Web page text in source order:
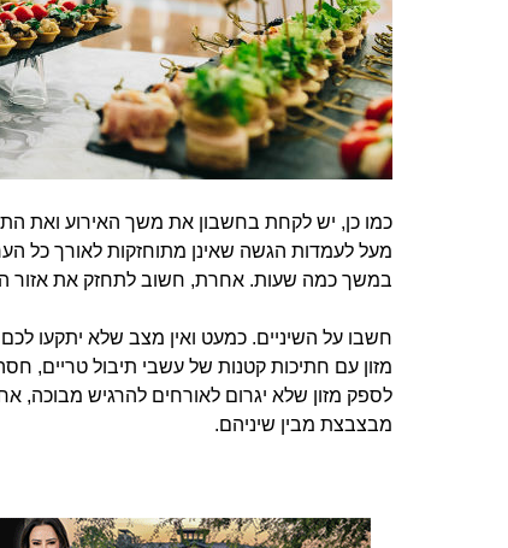
כמו כן, יש לקחת בחשבון את משך האירוע ואת
מעל לעמדות הגשה שאינן מתוחזקות לאורך כל
במשך כמה שעות. אחרת, חשוב לתחזק את אזור
חשבו על השיניים. כמעט ואין מצב שלא יתקעו
מזון עם חתיכות קטנות של עשבי תיבול טריים,
לספק מזון שלא יגרום לאורחים להרגיש מבוכה,
מבצבצת מבין שיניהם.